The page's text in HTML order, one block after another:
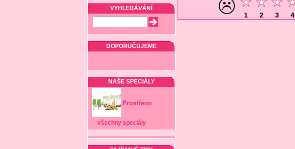
VYHLEDÁVÁNÍ
DOPORUČUJEME
NAŠE SPECIÁLY
Prostřeno
všechny speciály
1 2 3 4